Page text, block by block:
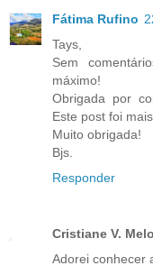
Fátima Rufino
Tays,
Sem
máximo!
Obrigada por
Este post foi
Muito obrigada!
Bjs.
Responder
Cristiane V.
Adorei conhecer